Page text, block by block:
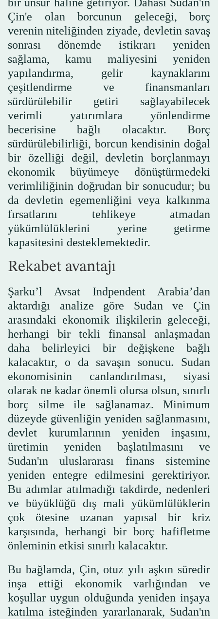
bir unsur haline getiriyor. Dahası Sudan'ın
Çin'e olan borcunun geleceği, borç
verenin niteliğinden ziyade, devletin savaş
sonrası dönemde istikrarı yeniden
sağlama, kamu maliyesini yeniden
yapılandırma, gelir kaynaklarını
çeşitlendirme ve finansmanları
sürdürülebilir getiri sağlayabilecek
verimli yatırımlara yönlendirme
becerisine bağlı olacaktır. Borç
sürdürülebilirliği, borcun kendisinin doğal
bir özelliği değil, devletin borçlanmayı
ekonomik büyümeye dönüştürmedeki
verimliliğinin doğrudan bir sonucudur; bu
da devletin egemenliğini veya kalkınma
fırsatlarını tehlikeye atmadan
yükümlülüklerini yerine getirme
kapasitesini desteklemektedir.
Rekabet avantajı
Şarku’l Avsat Indpendent Arabia’dan
aktardığı analize göre Sudan ve Çin
arasındaki ekonomik ilişkilerin geleceği,
herhangi bir tekli finansal anlaşmadan
daha belirleyici bir değişkene bağlı
kalacaktır, o da savaşın sonucu. Sudan
ekonomisinin canlandırılması, siyasi
olarak ne kadar önemli olursa olsun, sınırlı
borç silme ile sağlanamaz. Minimum
düzeyde güvenliğin yeniden sağlanmasını,
devlet kurumlarının yeniden inşasını,
üretimin yeniden başlatılmasını ve
Sudan'ın uluslararası finans sistemine
yeniden entegre edilmesini gerektiriyor.
Bu adımlar atılmadığı takdirde, nedenleri
ve büyüklüğü dış mali yükümlülüklerin
çok ötesine uzanan yapısal bir kriz
karşısında, herhangi bir borç hafifletme
önleminin etkisi sınırlı kalacaktır.
Bu bağlamda, Çin, otuz yılı aşkın süredir
inşa ettiği ekonomik varlığından ve
koşullar uygun olduğunda yeniden inşaya
katılma isteğinden yararlanarak, Sudan'ın